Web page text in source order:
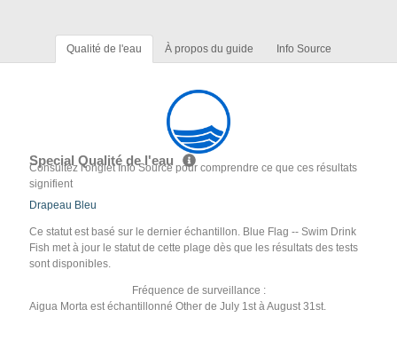
Qualité de l'eau À propos du guide Info Source
Special Qualité de l'eau
Consultez l'onglet Info Source pour comprendre ce que ces résultats
signifient
Drapeau Bleu
Ce statut est basé sur le dernier échantillon. Blue Flag -- Swim Drink
Fish met à jour le statut de cette plage dès que les résultats des tests
sont disponibles.
Fréquence de surveillance :
Aigua Morta est échantillonné Other de July 1st à August 31st.